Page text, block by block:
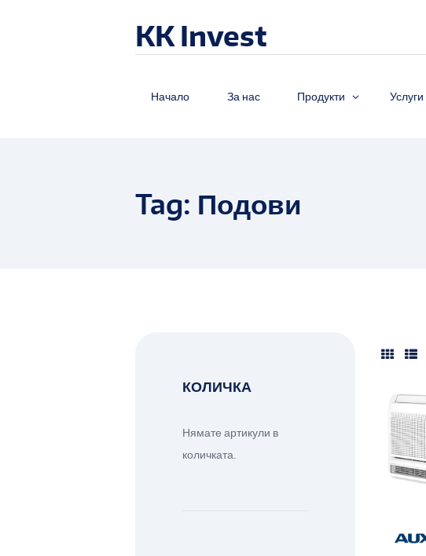
KK Invest
Начало За нас Продукти Услуги
Tag: Подови
КОЛИЧКА
Нямате артикули в
количката.